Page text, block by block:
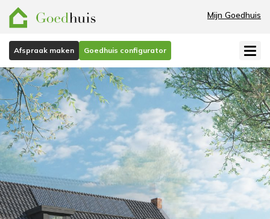
Mijn Goedhuis
Afspraak maken Goedhuis configurator